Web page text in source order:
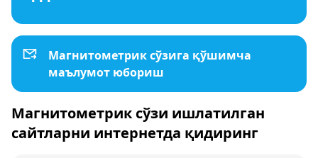
Магнитометрик сўзига қўшимча
маълумот юбориш
Магнитометрик сўзи ишлатилган
сайтларни интернетда қидиринг